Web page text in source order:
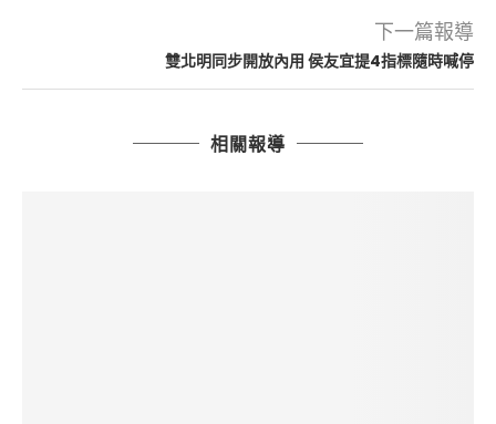
下一篇報導
雙北明同步開放內用 侯友宜提4指標隨時喊停
相關報導